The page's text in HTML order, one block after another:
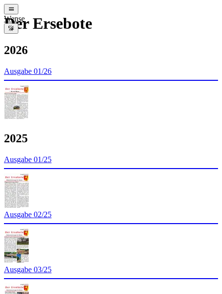
Wense
Der Ersebote
2026
Ausgabe 01/26
2025
Ausgabe 01/25
Ausgabe 02/25
Ausgabe 03/25